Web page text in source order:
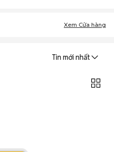
Xem Cửa hàng
Tin mới nhất